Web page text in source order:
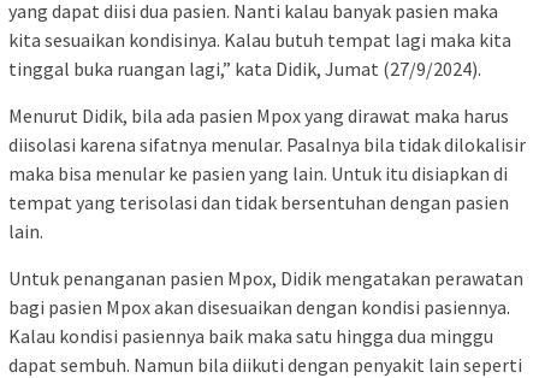
yang dapat diisi dua pasien. Nanti kalau banyak pasien maka
kita sesuaikan kondisinya. Kalau butuh tempat lagi maka kita
tinggal buka ruangan lagi,” kata Didik, Jumat (27/9/2024).
Menurut Didik, bila ada pasien Mpox yang dirawat maka harus
diisolasi karena sifatnya menular. Pasalnya bila tidak dilokalisir
maka bisa menular ke pasien yang lain. Untuk itu disiapkan di
tempat yang terisolasi dan tidak bersentuhan dengan pasien
lain.
Untuk penanganan pasien Mpox, Didik mengatakan perawatan
bagi pasien Mpox akan disesuaikan dengan kondisi pasiennya.
Kalau kondisi pasiennya baik maka satu hingga dua minggu
dapat sembuh. Namun bila diikuti dengan penyakit lain seperti